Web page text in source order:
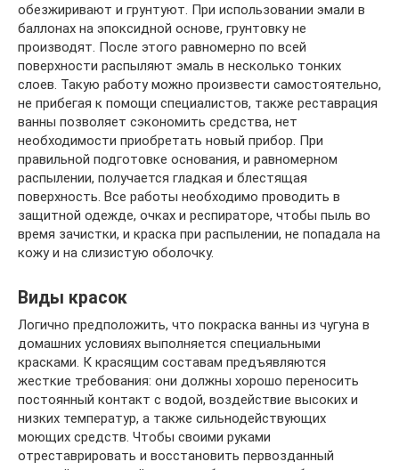
обезжиривают и грунтуют. При использовании эмали в
баллонах на эпоксидной основе, грунтовку не
производят. После этого равномерно по всей
поверхности распыляют эмаль в несколько тонких
слоев. Такую работу можно произвести самостоятельно,
не прибегая к помощи специалистов, также реставрация
ванны позволяет сэкономить средства, нет
необходимости приобретать новый прибор. При
правильной подготовке основания, и равномерном
распылении, получается гладкая и блестящая
поверхность. Все работы необходимо проводить в
защитной одежде, очках и респираторе, чтобы пыль во
время зачистки, и краска при распылении, не попадала на
кожу и на слизистую оболочку.
Виды красок
Логично предположить, что покраска ванны из чугуна в
домашних условиях выполняется специальными
красками. К красящим составам предъявляются
жесткие требования: они должны хорошо переносить
постоянный контакт с водой, воздействие высоких и
низких температур, а также сильнодействующих
моющих средств. Чтобы своими руками
отреставрировать и восстановить первозданный